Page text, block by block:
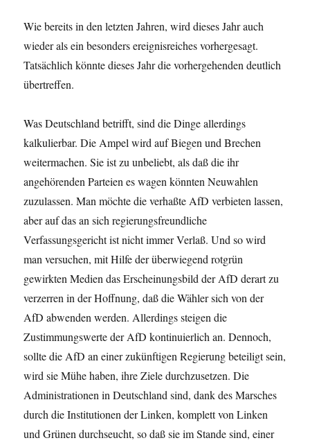
Wie bereits in den letzten Jahren, wird dieses Jahr auch
wieder als ein besonders ereignisreiches vorhergesagt.
Tatsächlich könnte dieses Jahr die vorhergehenden deutlich
übertreffen.
Was Deutschland betrifft, sind die Dinge allerdings
kalkulierbar. Die Ampel wird auf Biegen und Brechen
weitermachen. Sie ist zu unbeliebt, als daß die ihr
angehörenden Parteien es wagen könnten Neuwahlen
zuzulassen. Man möchte die verhaßte AfD verbieten lassen,
aber auf das an sich regierungsfreundliche
Verfassungsgericht ist nicht immer Verlaß. Und so wird
man versuchen, mit Hilfe der überwiegend rotgrün
gewirkten Medien das Erscheinungsbild der AfD derart zu
verzerren in der Hoffnung, daß die Wähler sich von der
AfD abwenden werden. Allerdings steigen die
Zustimmungswerte der AfD kontinuierlich an. Dennoch,
sollte die AfD an einer zukünftigen Regierung beteiligt sein,
wird sie Mühe haben, ihre Ziele durchzusetzen. Die
Administrationen in Deutschland sind, dank des Marsches
durch die Institutionen der Linken, komplett von Linken
und Grünen durchseucht, so daß sie im Stande sind, einer